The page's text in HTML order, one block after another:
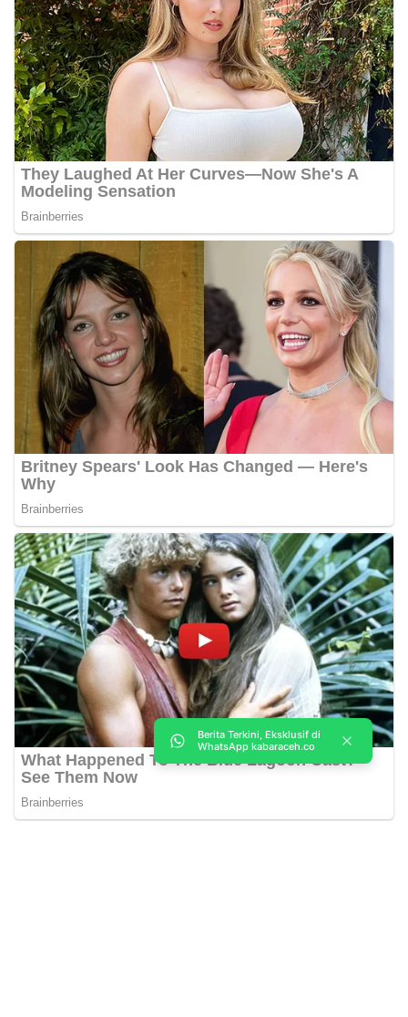
Berita Terkini, Eksklusif di
WhatsApp kabaraceh.co